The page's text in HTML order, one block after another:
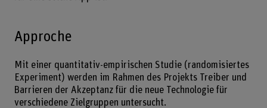
Approche
Mit einer quantitativ-empirischen Studie (randomisiertes
Experiment) werden im Rahmen des Projekts Treiber und
Barrieren der Akzeptanz für die neue Technologie für
verschiedene Zielgruppen untersucht.